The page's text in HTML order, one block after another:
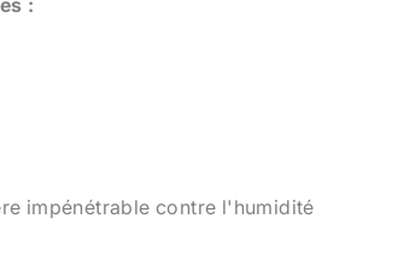
:
impénétrable contre l'humidité